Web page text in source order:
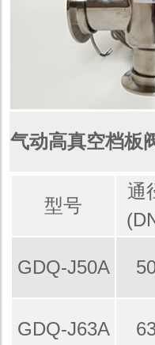
气动高真空档板
型号
通
GDQ-J50A
GDQ-J63A